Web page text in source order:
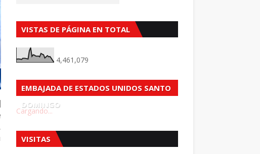
VISTAS DE PÁGINA EN TOTAL
4,461,079
EMBAJADA DE ESTADOS UNIDOS SANTO
DOMINGO
Cargando...
VISITAS